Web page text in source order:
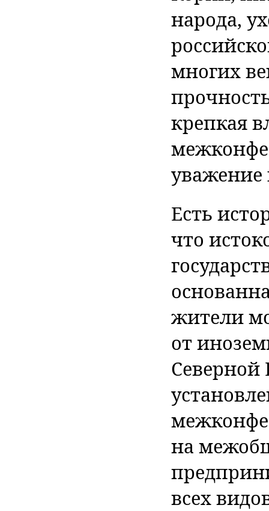
народа,
многих
крепкая
уважение
Есть
что
жители
от
Северной
на
всех